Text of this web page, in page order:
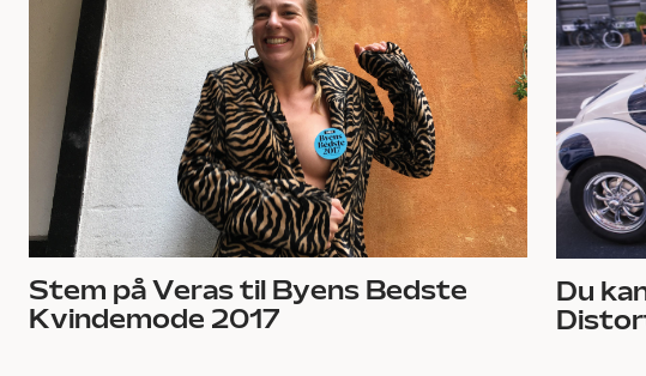
Stem på Veras til Byens Bedste
Kvindemode 2017
Du